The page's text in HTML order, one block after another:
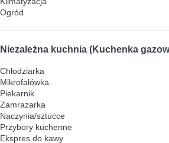
Ogród
Niezależna kuchnia (Kuchenka
Chłodziarka
Mikrofalówka
Piekarnik
Zamrażarka
Naczynia/sztućce
Przybory kuchenne
Ekspres do kawy